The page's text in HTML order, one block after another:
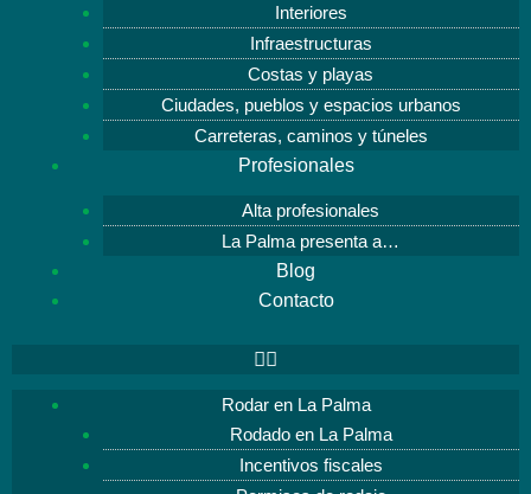
Interiores
Infraestructuras
Costas y playas
Ciudades, pueblos y espacios urbanos
Carreteras, caminos y túneles
Profesionales
Alta profesionales
La Palma presenta a…
Blog
Contacto
Rodar en La Palma
Rodado en La Palma
Incentivos fiscales